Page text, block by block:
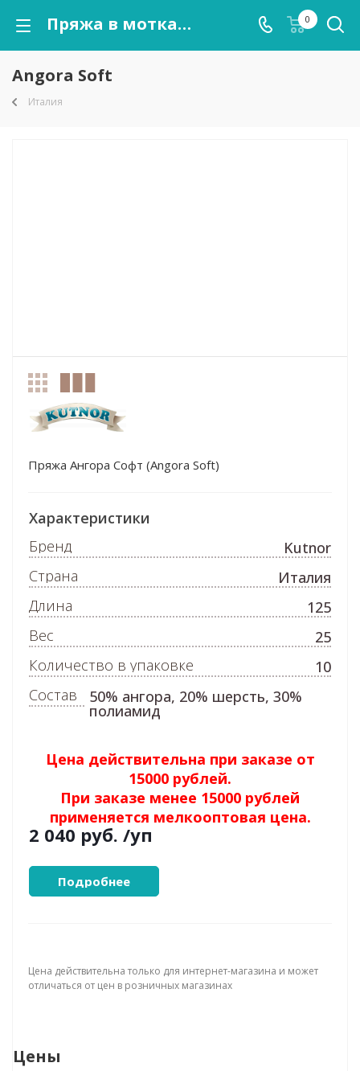
Пряжа в мотках Angora Soft оптом от kutnor.ru 0
Angora Soft
Италия
Пряжа Ангора Софт (Angora Soft)
Цена действительна при заказе от
15000 рублей.
При заказе менее 15000 рублей
применяется мелкооптовая цена.
2 040 руб. /уп
Подробнее
Характеристики
Бренд
Kutnor
Страна
Италия
Длина
125
Вес
25
Количество в упаковке
10
Состав
50% ангора, 20% шерсть, 30%
полиамид
Цена действительна только для интернет-магазина и может
отличаться от цен в розничных магазинах
Цены